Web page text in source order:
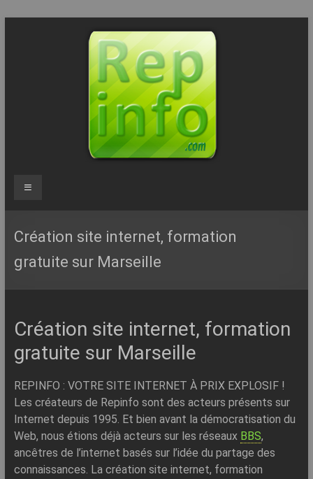
Repinfo.com
Formation
–
Depannage
Internet
l’Informatique
Expliquée
Simplement
!
Menu
Création site internet, formation
gratuite sur Marseille
Création site internet, formation
gratuite sur Marseille
REPINFO : VOTRE SITE INTERNET À PRIX EXPLOSIF !
Les créateurs de Repinfo sont des acteurs présents sur
Internet depuis 1995. Et bien avant la démocratisation du
Web, nous étions déjà acteurs sur les réseaux BBS,
ancêtres de l’internet basés sur l’idée du partage des
connaissances. La création site internet, formation